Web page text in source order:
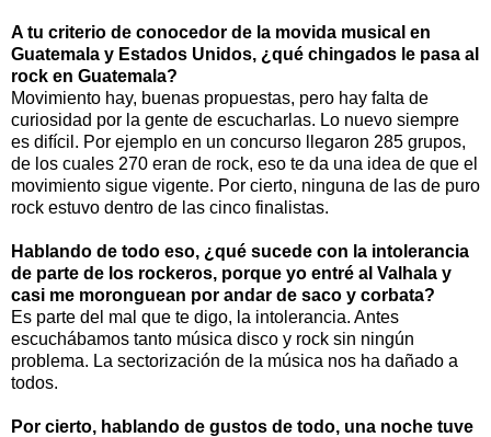
A tu criterio de conocedor de la movida musical en
Guatemala y Estados Unidos, ¿qué chingados le pasa al
rock en Guatemala?
Movimiento hay, buenas propuestas, pero hay falta de
curiosidad por la gente de escucharlas. Lo nuevo siempre
es difícil. Por ejemplo en un concurso llegaron 285 grupos,
de los cuales 270 eran de rock, eso te da una idea de que el
movimiento sigue vigente. Por cierto, ninguna de las de puro
rock estuvo dentro de las cinco finalistas.
Hablando de todo eso, ¿qué sucede con la intolerancia
de parte de los rockeros, porque yo entré al Valhala y
casi me moronguean por andar de saco y corbata?
Es parte del mal que te digo, la intolerancia. Antes
escuchábamos tanto música disco y rock sin ningún
problema. La sectorización de la música nos ha dañado a
todos.
Por cierto, hablando de gustos de todo, una noche tuve